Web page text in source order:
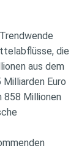
die
aus dem
Euro
858 Millionen